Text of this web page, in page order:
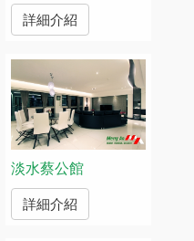
詳細介紹
淡水蔡公館
詳細介紹